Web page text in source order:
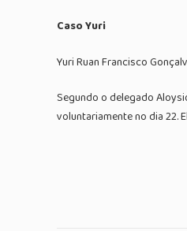
Caso Yuri
Yuri Ruan Francisco
Segundo o delegado
voluntariamente no dia 22.